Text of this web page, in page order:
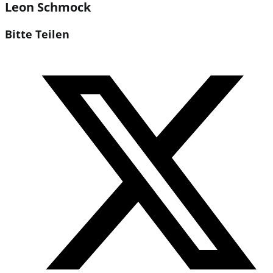
Leon Schmock
Bitte Teilen